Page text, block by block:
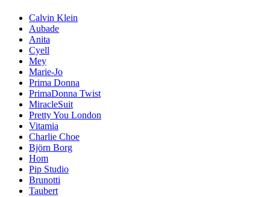
Calvin Klein
Aubade
Anita
Cyell
Mey
Marie-Jo
Prima Donna
PrimaDonna Twist
MiracleSuit
Pretty You London
Vitamia
Charlie Choe
Björn Borg
Hom
Pip Studio
Brunotti
Taubert